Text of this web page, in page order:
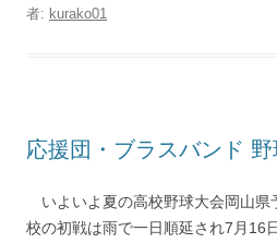
者: kurako01
応援団・ブラスバンド
いよいよ夏の高校野球大会岡山県
校の初戦は雨で一日順延され7月16